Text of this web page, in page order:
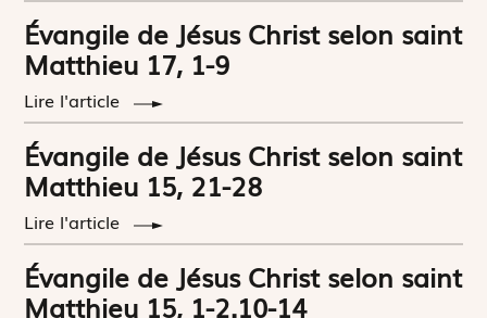
Évangile de Jésus Christ selon saint
Matthieu 17, 1-9
Lire l'article
Évangile de Jésus Christ selon saint
Matthieu 15, 21-28
Lire l'article
Évangile de Jésus Christ selon saint
Matthieu 15, 1-2.10-14